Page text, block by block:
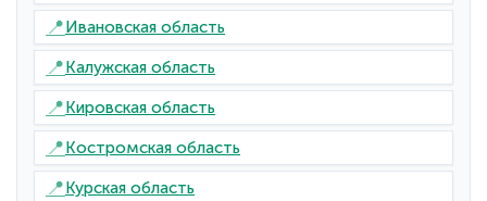
📍Ивановская область
📍Калужская область
📍Кировская область
📍Костромская область
📍Курская область